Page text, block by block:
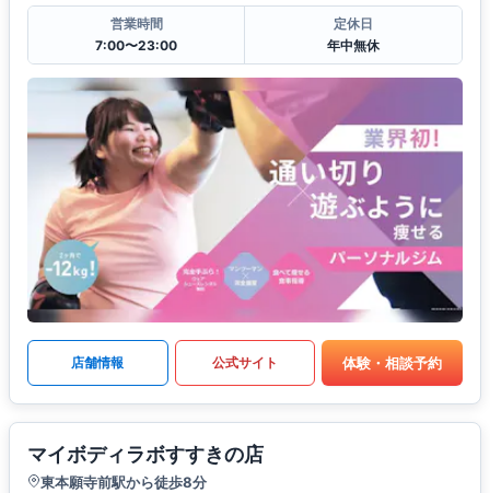
営業時間
7:00〜23:00
定休日
年中無休
店舗情報 公式サイト 体験・相談予約
マイボディラボすすきの店
東本願寺前駅から徒歩8分